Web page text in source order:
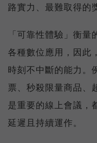
路實力、最難取得的
「可靠性體驗」衡
各種數位應用，因此
時刻不中斷的能力。
票、秒殺限量商品、
是重要的線上會議，
延遲且持續運作。